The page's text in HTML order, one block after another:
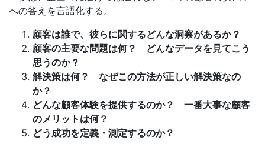
への答えを言語化する。
顧客は誰で、彼らに関するどんな洞察があるか？
顧客の主要な問題は何？ どんなデータを見てこう
思うのか？
解決策は何？ なぜこの方法が正しい解決策なの
か？
どんな顧客体験を提供するのか？ 一番大事な顧客
のメリットは何？
どう成功を定義・測定するのか？